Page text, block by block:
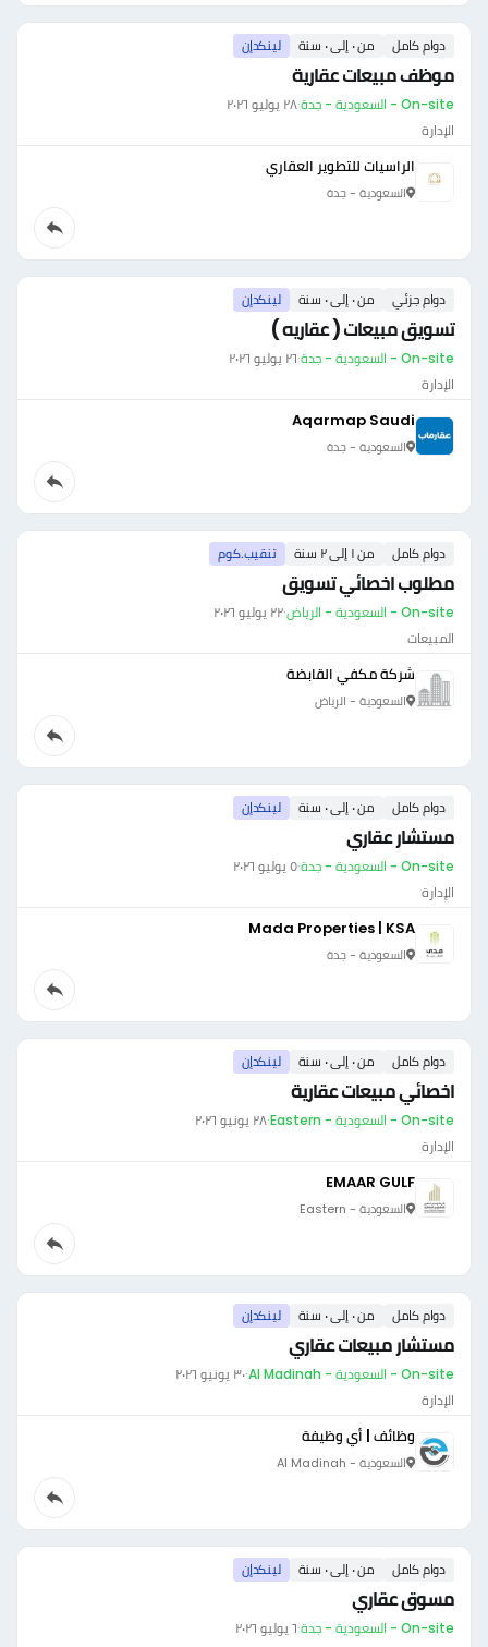
دوام كامل من ٠ إلى ٠ سنة لينكدإن
موظف مبيعات عقارية
On-site - السعودية - جدة ·٢٨ يوليو ٢٠٢٦
الإدارة
الراسيات للتطوير العقاري
السعودية - جدة
دوام جزئي من ٠ إلى ٠ سنة لينكدإن
تسويق مبيعات ( عقاريه )
On-site - السعودية - جدة ·٢٦ يوليو ٢٠٢٦
الإدارة
Aqarmap Saudi
السعودية - جدة
دوام كامل من ١ إلى ٢ سنة تنقيب.كوم
مطلوب اخصائي تسويق
On-site - السعودية - الرياض ·٢٢ يوليو ٢٠٢٦
المبيعات
شركة مكفي القابضة
السعودية - الرياض
دوام كامل من ٠ إلى ٠ سنة لينكدإن
مستشار عقاري
On-site - السعودية - جدة ·٥ يوليو ٢٠٢٦
الإدارة
Mada Properties | KSA
السعودية - جدة
دوام كامل من ٠ إلى ٠ سنة لينكدإن
اخصائي مبيعات عقارية
On-site - السعودية - Eastern ·٢٨ يونيو ٢٠٢٦
الإدارة
EMAAR GULF
السعودية - Eastern
دوام كامل من ٠ إلى ٠ سنة لينكدإن
مستشار مبيعات عقاري
On-site - السعودية - Al Madinah ·٣٠ يونيو ٢٠٢٦
الإدارة
وظائف | أي وظيفة
السعودية - Al Madinah
دوام كامل من ٠ إلى ٠ سنة لينكدإن
مسوق عقاري
On-site - السعودية - جدة ·٦ يوليو ٢٠٢٦